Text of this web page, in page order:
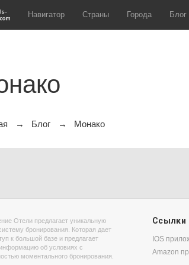
Навигатор Страны Города Блог
Блог Монако
Отели предлагает уникальную
бронирования. Которая дает
к большой базе и предлагает
об условиях с
моментального бронирования.
Ссылки
IOS
Amazon